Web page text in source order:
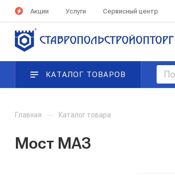
Акции Услуги Сервисный центр
КАТАЛОГ ТОВАРОВ
Главная — Каталог товара
Мост МАЗ